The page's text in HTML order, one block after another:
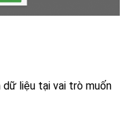
dữ liệu tại vai trò muốn